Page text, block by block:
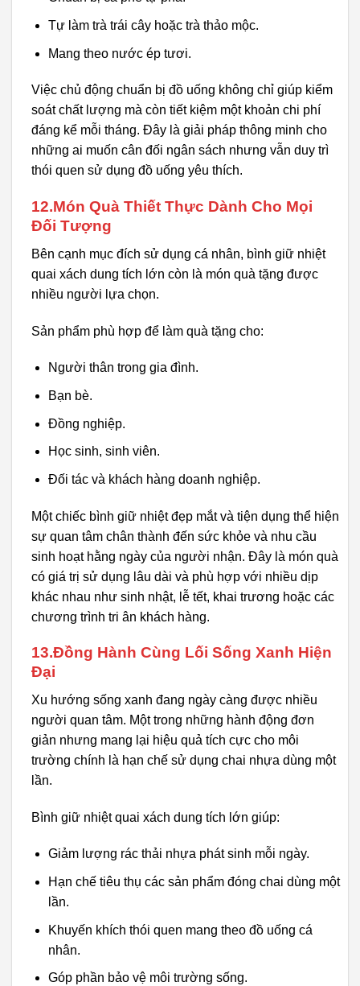
Tự làm trà trái cây hoặc trà thảo mộc.
Mang theo nước ép tươi.
Việc chủ động chuẩn bị đồ uống không chỉ giúp kiểm
soát chất lượng mà còn tiết kiệm một khoản chi phí
đáng kể mỗi tháng. Đây là giải pháp thông minh cho
những ai muốn cân đối ngân sách nhưng vẫn duy trì
thói quen sử dụng đồ uống yêu thích.
12.Món Quà Thiết Thực Dành Cho Mọi
Đối Tượng
Bên cạnh mục đích sử dụng cá nhân, bình giữ nhiệt
quai xách dung tích lớn còn là món quà tặng được
nhiều người lựa chọn.
Sản phẩm phù hợp để làm quà tặng cho:
Người thân trong gia đình.
Bạn bè.
Đồng nghiệp.
Học sinh, sinh viên.
Đối tác và khách hàng doanh nghiệp.
Một chiếc bình giữ nhiệt đẹp mắt và tiện dụng thể hiện
sự quan tâm chân thành đến sức khỏe và nhu cầu
sinh hoạt hằng ngày của người nhận. Đây là món quà
có giá trị sử dụng lâu dài và phù hợp với nhiều dịp
khác nhau như sinh nhật, lễ tết, khai trương hoặc các
chương trình tri ân khách hàng.
13.Đồng Hành Cùng Lối Sống Xanh Hiện
Đại
Xu hướng sống xanh đang ngày càng được nhiều
người quan tâm. Một trong những hành động đơn
giản nhưng mang lại hiệu quả tích cực cho môi
trường chính là hạn chế sử dụng chai nhựa dùng một
lần.
Bình giữ nhiệt quai xách dung tích lớn giúp:
Giảm lượng rác thải nhựa phát sinh mỗi ngày.
Hạn chế tiêu thụ các sản phẩm đóng chai dùng một
lần.
Khuyến khích thói quen mang theo đồ uống cá
nhân.
Góp phần bảo vệ môi trường sống.